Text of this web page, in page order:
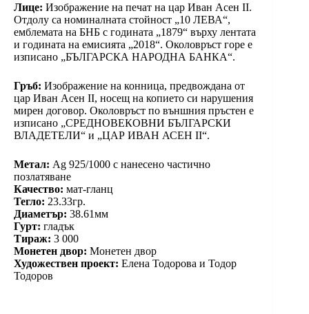
Лице: Изображение на печат на цар Иван Асен II.
Отдолу са номиналната стойност „10 ЛЕВА“,
емблемата на БНБ с годината „1879“ върху лентата
и годината на емисията „2018“. Околовръст горе е
изписано „БЪЛГАРСКА НАРОДНА БАНКА“.
Гръб: Изображение на конница, предвождана от
цар Иван Асен II, носещ на копието си нарушения
мирен договор. Околовръст по външния пръстен е
изписано „СРЕДНОВЕКОВНИ БЪЛГАРСКИ
ВЛАДЕТЕЛИ“ и „ЦАР ИВАН АСЕН II“.
Метал: Ag 925/1000 с нанесено частично
позлатяване
Качество: мат-гланц
Тегло: 23.33гр.
Диаметър: 38.61мм
Гурт: гладък
Тираж: 3 000
Монетен двор: Монетен двор
Художествен проект: Елена Тодорова и Тодор
Тодоров